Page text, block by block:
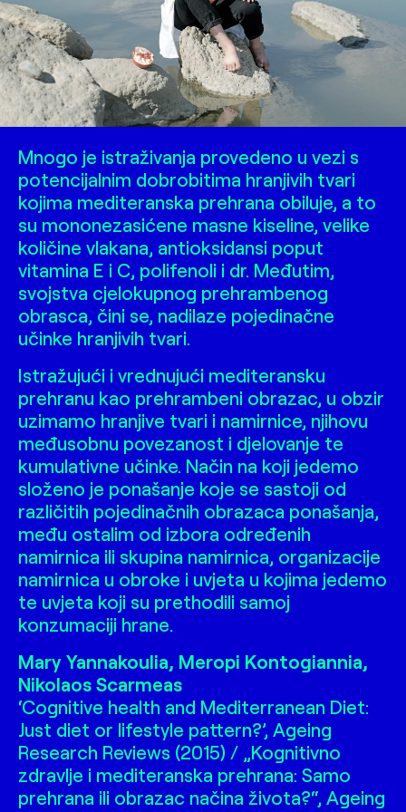
Mnogo je istraživanja provedeno u vezi s
potencijalnim dobrobitima hranjivih tvari
kojima mediteranska prehrana obiluje, a to
su mononezasićene masne kiseline, velike
količine vlakana, antioksidansi poput
vitamina E i C, polifenoli i dr. Međutim,
svojstva cjelokupnog prehrambenog
obrasca, čini se, nadilaze pojedinačne
učinke hranjivih tvari.
Istražujući i vrednujući mediteransku
prehranu kao prehrambeni obrazac, u obzir
uzimamo hranjive tvari i namirnice, njihovu
međusobnu povezanost i djelovanje te
kumulativne učinke. Način na koji jedemo
složeno je ponašanje koje se sastoji od
različitih pojedinačnih obrazaca ponašanja,
među ostalim od izbora određenih
namirnica ili skupina namirnica, organizacije
namirnica u obroke i uvjeta u kojima jedemo
te uvjeta koji su prethodili samoj
konzumaciji hrane.
Mary Yannakoulia, Meropi Kontogiannia,
Nikolaos Scarmeas
‘Cognitive health and Mediterranean Diet:
Just diet or lifestyle pattern?’, Ageing
Research Reviews (2015) / „Kognitivno
zdravlje i mediteranska prehrana: Samo
prehrana ili obrazac načina života?“, Ageing